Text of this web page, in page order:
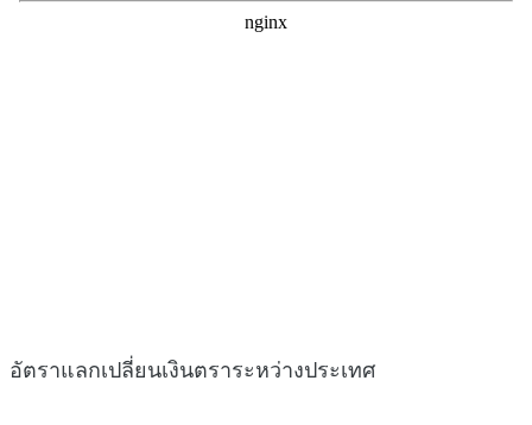
อัตราแลกเปลี่ยนเงินตราระหว่างประเทศ